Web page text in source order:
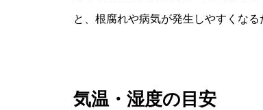
と、根腐れや病気が発生しやすくな
気温・湿度の目安